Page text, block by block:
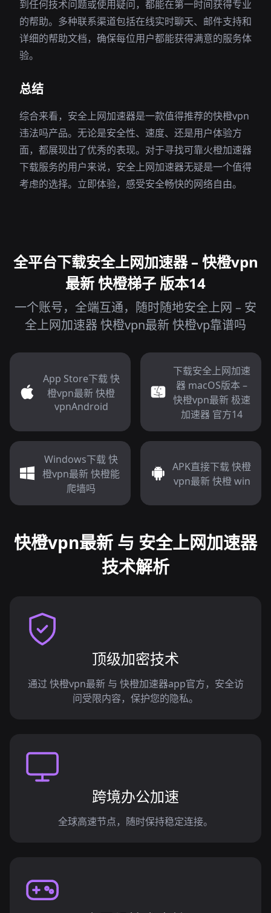
到任何技术问题或使用疑问，都能在第一时间获得专业
的帮助。多种联系渠道包括在线实时聊天、邮件支持和
详细的帮助文档，确保每位用户都能获得满意的服务体
验。
总结
综合来看，安全上网加速器是一款值得推荐的快橙vpn
违法吗产品。无论是安全性、速度、还是用户体验方
面，都展现出了优秀的表现。对于寻找可靠火橙加速器
下载服务的用户来说，安全上网加速器无疑是一个值得
考虑的选择。立即体验，感受安全畅快的网络自由。
全平台下载安全上网加速器 – 快橙vpn
最新 快橙梯子 版本14
一个账号，全端互通，随时随地安全上网 – 安
全上网加速器 快橙vpn最新 快橙vp靠谱吗
App Store下载 快
橙vpn最新 快橙
vpnAndroid
下载安全上网加速
器 macOS版本 –
快橙vpn最新 极速
加速器 官方14
Windows下载 快
橙vpn最新 快橙能
爬墙吗
APK直接下载 快橙
vpn最新 快橙 win
快橙vpn最新 与 安全上网加速器
技术解析
顶级加密技术
通过 快橙vpn最新 与 快橙加速器app官方，安全访
问受限内容，保护您的隐私。
跨境办公加速
全球高速节点，随时保持稳定连接。